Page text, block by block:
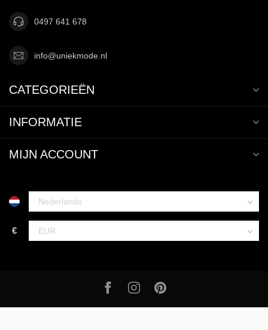
0497 641 678
info@uniekmode.nl
CATEGORIEËN
INFORMATIE
MIJN ACCOUNT
€